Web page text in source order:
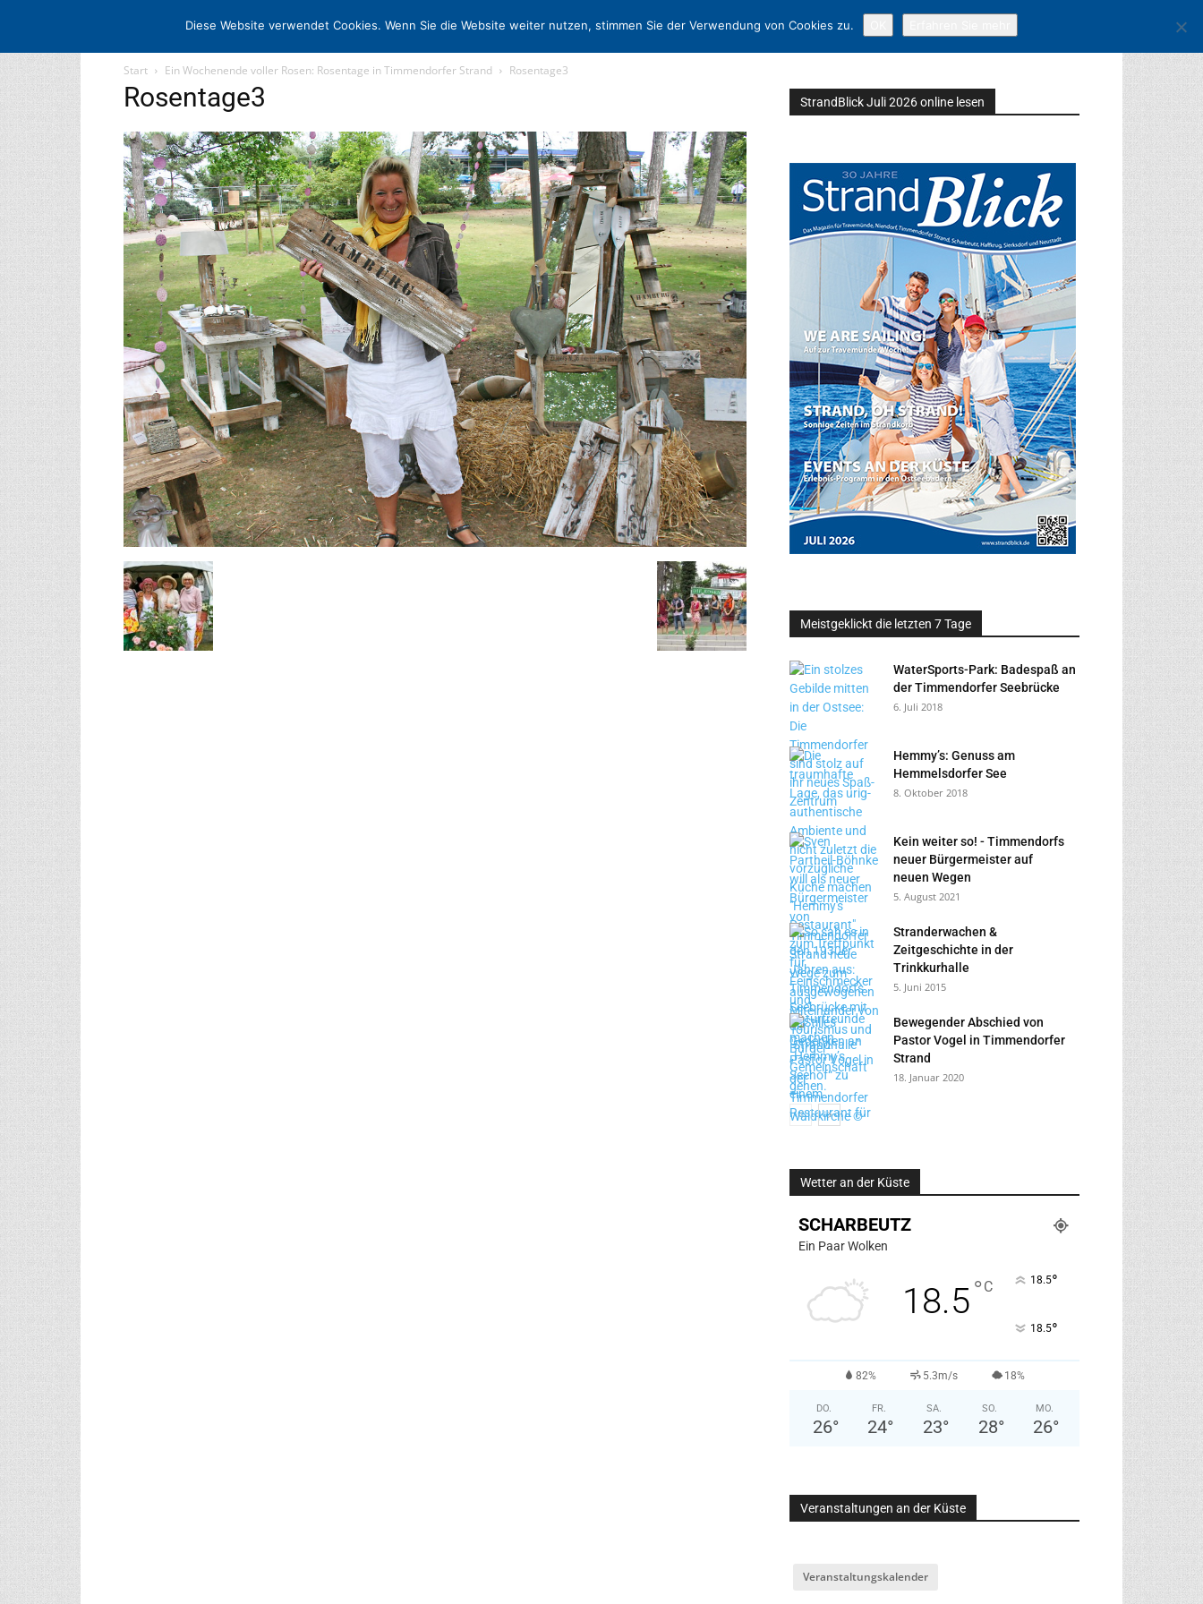
STARTSEITE ARCHIV MEDIADATEN KONTAKT
Start Ein Wochenende voller Rosen: Rosentage in Timmendorfer Strand Rosentage3
Rosentage3 StrandBlick Juli 2026 online lesen
Meistgeklickt die letzten 7 Tage
WaterSports-Park: Badespaß an
der Timmendorfer Seebrücke
6. Juli 2018
Hemmy’s: Genuss am
Hemmelsdorfer See
8. Oktober 2018
Kein weiter so! - Timmendorfs
neuer Bürgermeister auf
neuen Wegen
5. August 2021
Stranderwachen &
Zeitgeschichte in der
Trinkkurhalle
5. Juni 2015
Bewegender Abschied von
Pastor Vogel in Timmendorfer
Strand
18. Januar 2020
Wetter an der Küste
SCHARBEUTZ
Ein Paar Wolken
18.5°C 18.5°
18.5°
82% 5.3m/s 18%
DO.
26°
FR.
24°
SA.
23°
SO.
28°
MO.
26°
Veranstaltungen an der Küste
Veranstaltungskalender
Diese Website verwendet Cookies. Wenn Sie die Website weiter nutzen, stimmen Sie der Verwendung von Cookies zu.